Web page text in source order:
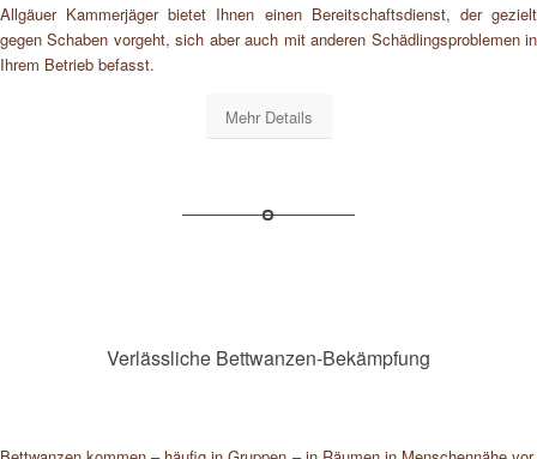
Allgäuer Kammerjäger bietet Ihnen einen Bereitschaftsdienst, der gezielt
gegen Schaben vorgeht, sich aber auch mit anderen Schädlingsproblemen in
Ihrem Betrieb befasst.
Mehr Details
Verlässliche Bettwanzen-Bekämpfung